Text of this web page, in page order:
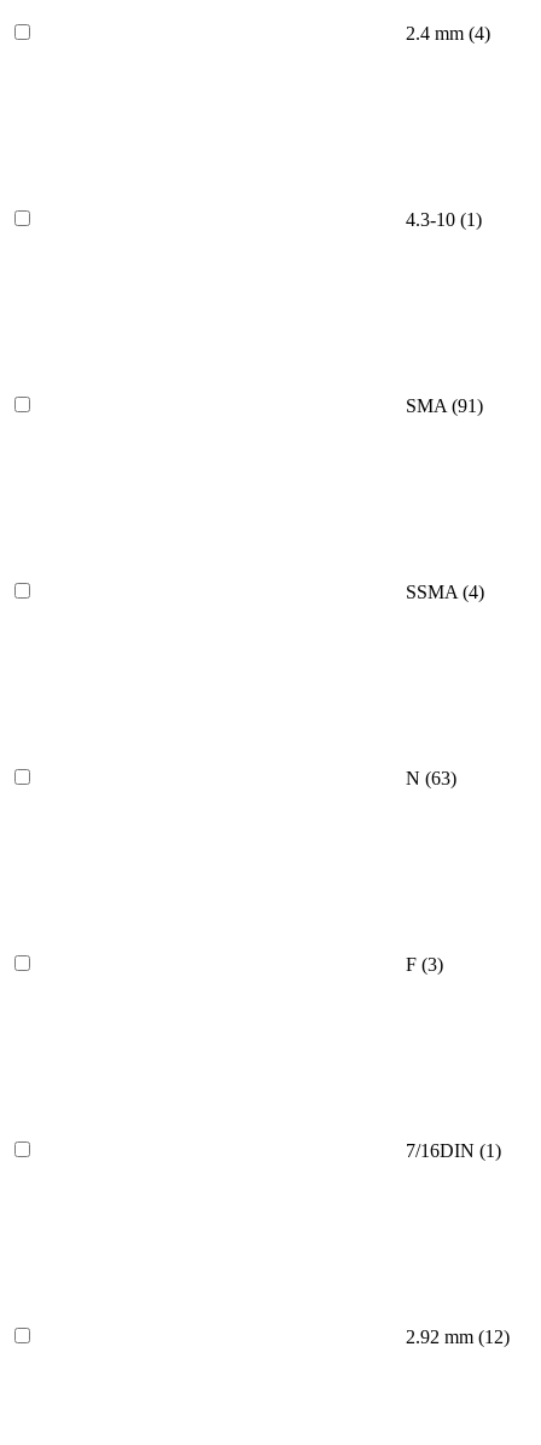
2.4 mm (4)
4.3-10 (1)
SMA (91)
SSMA (4)
N (63)
F (3)
7/16DIN (1)
2.92 mm (12)